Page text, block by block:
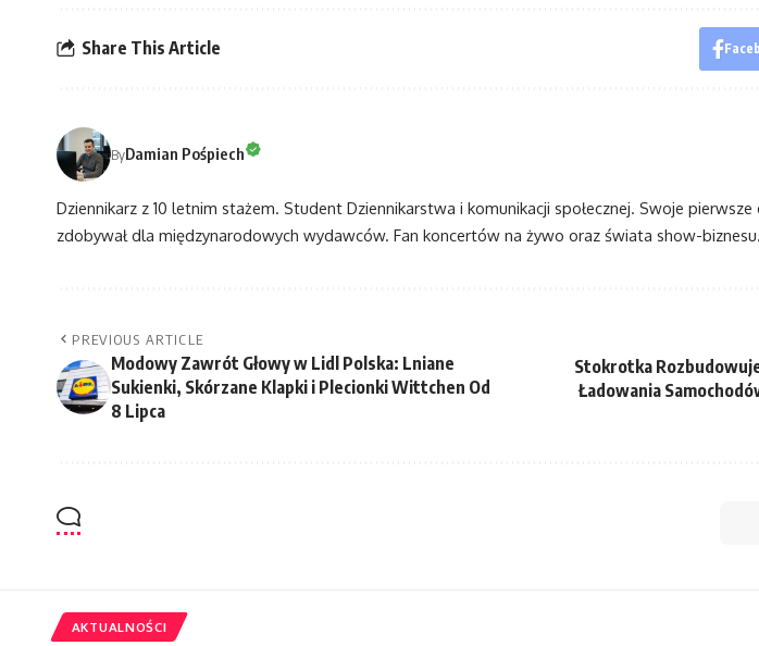
Share This Article
ByDamian Pośpiech
Dziennikarz z 10 letnim stażem. Student Dziennikarstwa i komunikacji społecznej. Swoje pierwsze
zdobywał dla międzynarodowych wydawców. Fan koncertów na żywo oraz świata show-biznesu.
PREVIOUS ARTICLE
Modowy Zawrót Głowy w Lidl Polska: Lniane
Sukienki, Skórzane Klapki i Plecionki Wittchen Od
8 Lipca
Stokrotka
Ładowania
AKTUALNOŚCI